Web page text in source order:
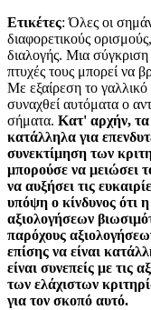
Ετικέτες: Όλες οι
διαφορετικούς
διαλογής. Μια
πτυχές τους μπορεί να
Με εξαίρεση το
συναχθεί αυτόματα ο
σήματα. Κατ' αρχήν, τα
κατάλληλα για
συνεκτίμηση των
μπορούσε να μειώσει
να αυξήσει τις
υπόψη ο κίνδυνος ότι
αξιολογήσεων
παρόχους
επίσης να είναι
είναι συνεπείς με τις
των ελάχιστων
για τον σκοπό αυτό.